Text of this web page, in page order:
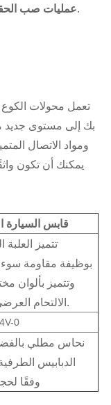
عمليات صب، توفر محولاتنا المتانة والدقة والموثوقية.
تعمل محولات
بك إلى مستوى جديد
ومواد الاتصال
يمكنك أن تكون
قابس السيارة
تتميز
بوظيفة مقاومة
وتتميز بألوان
الالتحام العرضي للدائرة.
0
نحاس مطلي
الدبابيس
وفقًا